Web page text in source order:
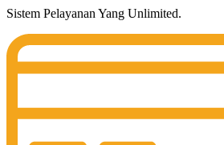
Sistem Pelayanan Yang Unlimited.